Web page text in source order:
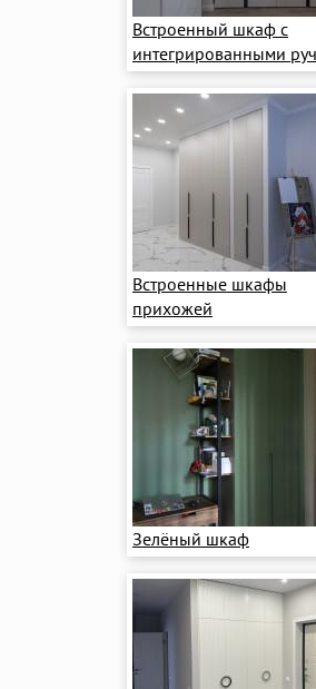
Встроенный шкаф с
интегрированными
Встроенные шкафы
прихожей
Зелёный шкаф